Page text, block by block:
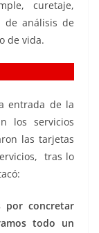
curetaje,
de análisis de
de vida.
entrada de la
los servicios
las tarjetas
tras lo
por concretar
todo un